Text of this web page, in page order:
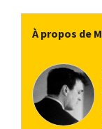
À propos de